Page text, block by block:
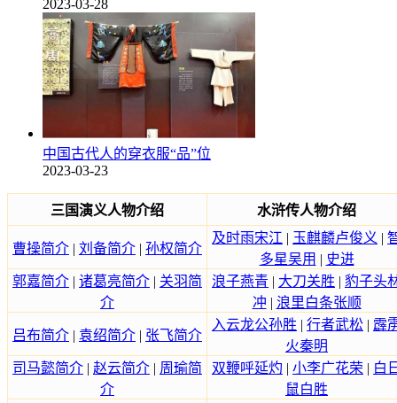
2023-03-28
中国古代人的穿衣服“品”位
2023-03-23
三国演义人物介绍 水浒传人物介绍
曹操简介 | 刘备简介 | 孙权简介
及时雨宋江 | 玉麒麟卢俊义 |
多星吴用 | 史进
郭嘉简介 | 诸葛亮简介 | 关羽简
介
浪子燕青 | 大刀关胜 | 豹子头
冲 | 浪里白条张顺
吕布简介 | 袁绍简介 | 张飞简介
入云龙公孙胜 | 行者武松 | 霹
火秦明
司马懿简介 | 赵云简介 | 周瑜简
介
双鞭呼延灼 | 小李广花荣 | 白
鼠白胜